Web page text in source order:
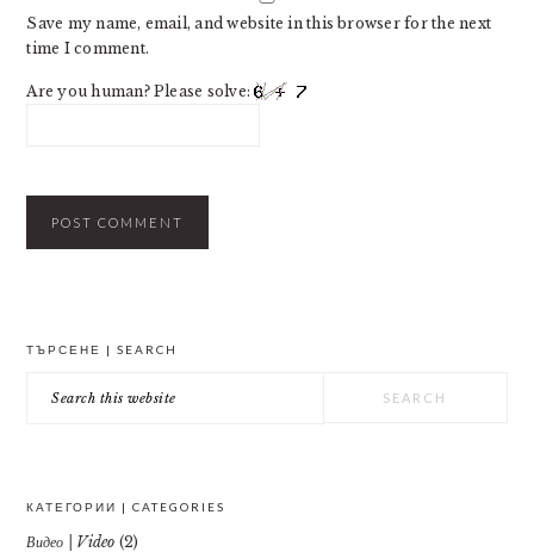
Save my name, email, and website in this browser for the next
time I comment.
Are you human? Please solve:
ТЪРСЕНЕ | SEARCH
this
КАТЕГОРИИ | CATEGORIES
Видео | Video (2)